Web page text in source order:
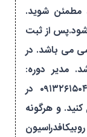
مطمئن شوید.
شود.پس از ثبت
می باشد. در
مدیر دوره:
مسعود چیت سازیان شماره تماس:۰۹۱۳۲۶۱۵۰۴۲ در
و هرگونه